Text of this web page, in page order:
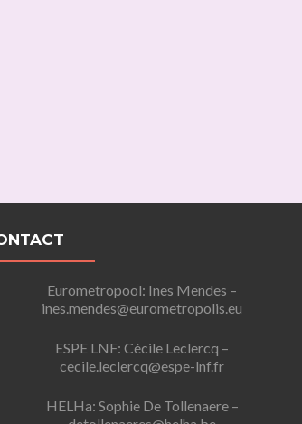
Eurometropool: Ines Mendes –
ines.mendes@eurometropolis.eu
ESPE LNF: Cécile Leclercq –
cecile.leclercq@espe-lnf.fr
HELHa: Sophie De Tollenaere –